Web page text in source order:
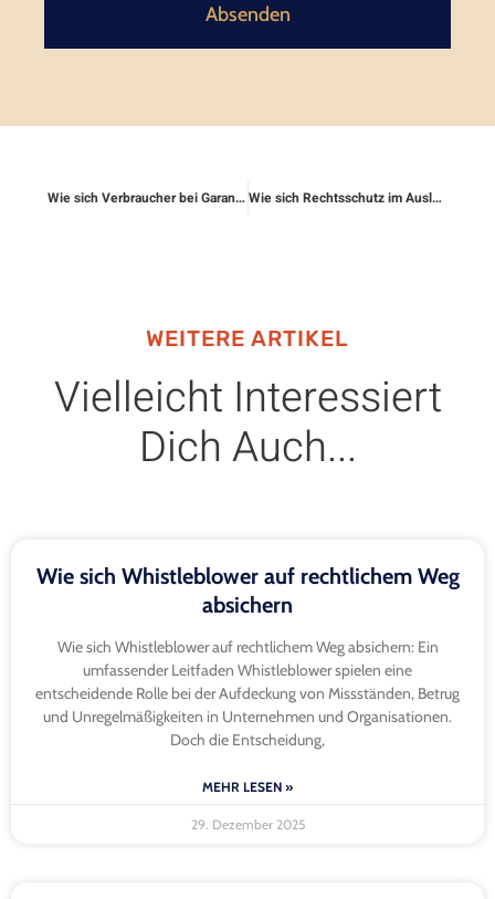
Absenden
Wie sich Verbraucher bei Garantiefragen absichern Wie sich Rechtsschutz im Ausland gestaltet
WEITERE ARTIKEL
Vielleicht Interessiert
Dich Auch...
Wie sich Whistleblower auf rechtlichem Weg
absichern
Wie sich Whistleblower auf rechtlichem Weg absichern: Ein
umfassender Leitfaden Whistleblower spielen eine
entscheidende Rolle bei der Aufdeckung von Missständen, Betrug
und Unregelmäßigkeiten in Unternehmen und Organisationen.
Doch die Entscheidung,
MEHR LESEN »
29. Dezember 2025